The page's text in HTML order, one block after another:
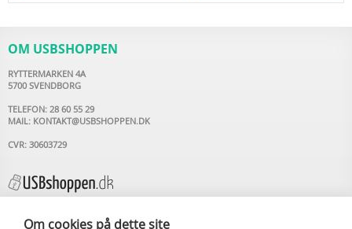
OM USBSHOPPEN
RYTTERMARKEN 4A
5700 SVENDBORG
TELEFON: 28 60 55 29
MAIL: KONTAKT@USBSHOPPEN.DK
CVR: 30603729
Om cookies på dette site